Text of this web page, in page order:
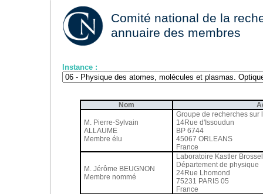
Comité national de la
annuaire des membres
Instance :
Nom
M. Pierre-Sylvain
ALLAUME
Membre élu
Groupe de recherches
14Rue d'Issoudun
BP 6744
45067 ORLEANS
France
M. Jérôme BEUGNON
Membre nommé
Laboratoire Kastler Brossel
Département de physique
24Rue Lhomond
75231 PARIS 05
France